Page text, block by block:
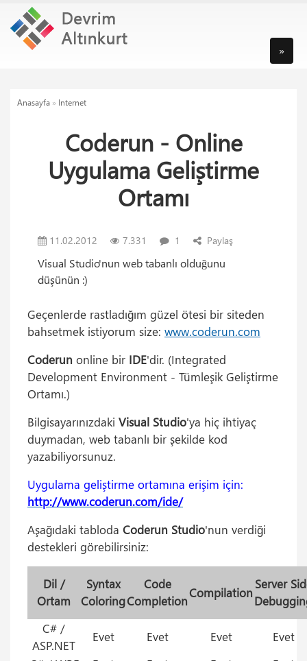
»
Anasayfa » Internet
Coderun - Online
Uygulama Geliştirme
Ortamı
11.02.2012 7.331 1 Paylaş
Visual Studio'nun web tabanlı olduğunu
düşünün :)
Geçenlerde rastladığım güzel ötesi bir siteden
bahsetmek istiyorum size: www.coderun.com
Coderun online bir IDE'dir. (Integrated
Development Environment - Tümleşik Geliştirme
Ortamı.)
Bilgisayarınızdaki Visual Studio'ya hiç ihtiyaç
duymadan, web tabanlı bir şekilde kod
yazabiliyorsunuz.
Uygulama geliştirme ortamına erişim için:
http://www.coderun.com/ide/
Aşağıdaki tabloda Coderun Studio'nun verdiği
destekleri görebilirsiniz:
Dil /
Ortam
Syntax
Coloring
Code
Completion
Compilation
Server
C# /
ASP.NET
Evet Evet Evet
Evet